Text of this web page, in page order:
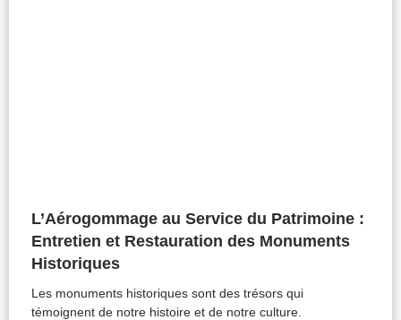
L’Aérogommage au Service du Patrimoine :
Entretien et Restauration des Monuments
Historiques
Les monuments historiques sont des trésors qui
témoignent de notre histoire et de notre culture.